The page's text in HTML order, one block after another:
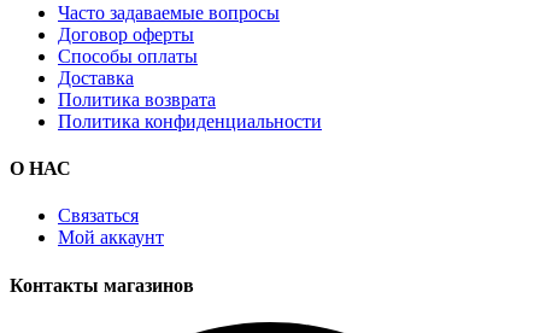
Часто задаваемые вопросы
Договор оферты
Способы оплаты
Доставка
Политика возврата
Политика конфиденциальности
О НАС
Связаться
Мой аккаунт
Контакты магазинов